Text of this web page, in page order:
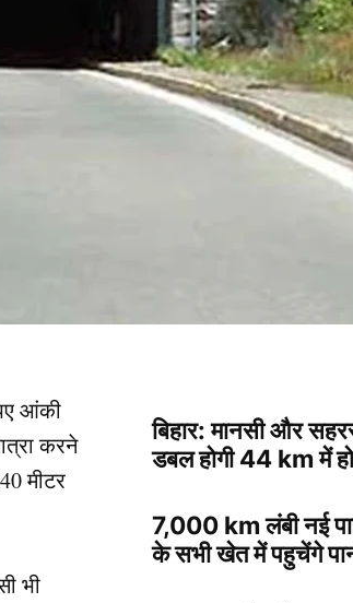
आंकी
करने
मीटर
भी
बिहार: मानसी और
डबल होगी 44 km में
7,000 km लंबी नई
के सभी खेत में पहुचेंगे